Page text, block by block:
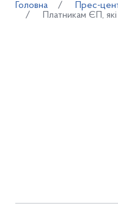
Головна Прес-
Платникам ЄП,